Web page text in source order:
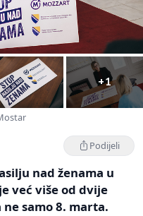
+1
Podijeli
nad ženama u
već više od dvije
samo 8. marta.